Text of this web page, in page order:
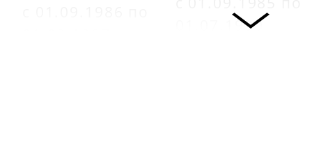
01.07.1990